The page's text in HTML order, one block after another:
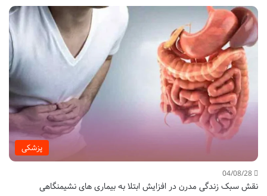
پزشکی
04/08/28
نقش سبک زندگی مدرن در افزایش ابتلا به بیماری های نشیمنگاهی